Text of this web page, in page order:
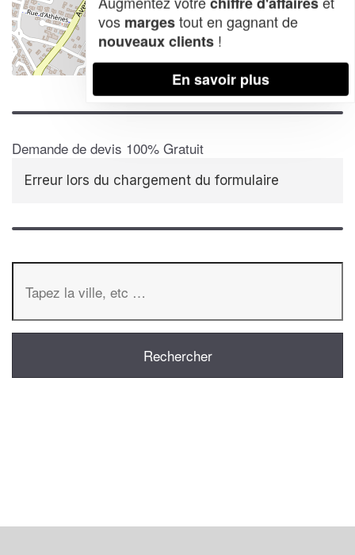
Demande de devis 100% Gratuit
Erreur lors du chargement du formulaire
vos margestout en gagnant de
nouveaux clients !
En savoir plus